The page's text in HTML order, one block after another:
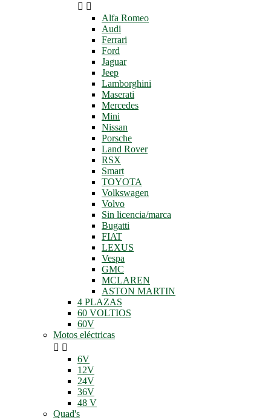
 
Alfa Romeo
Audi
Ferrari
Ford
Jaguar
Jeep
Lamborghini
Maserati
Mercedes
Mini
Nissan
Porsche
Land Rover
RSX
Smart
TOYOTA
Volkswagen
Volvo
Sin licencia/marca
Bugatti
FIAT
LEXUS
Vespa
GMC
MCLAREN
ASTON MARTIN
4 PLAZAS
60 VOLTIOS
60V
Motos eléctricas
 
6V
12V
24V
36V
48 V
Quad's